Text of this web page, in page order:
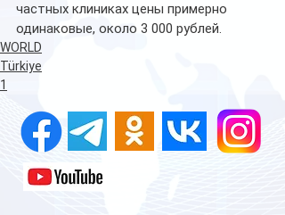
частных клиниках цены примерно
одинаковые, около 3 000 рублей.
WORLD
Türkiye
1